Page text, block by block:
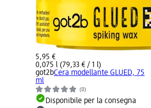
5,95 €
0,075 l (79,33 € / 1 l)
got2bCera modellante GLUED, 75
ml
(0)
Disponibile per la consegna